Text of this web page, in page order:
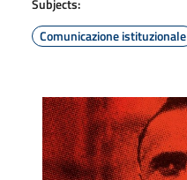
Comunicazione istituzionale